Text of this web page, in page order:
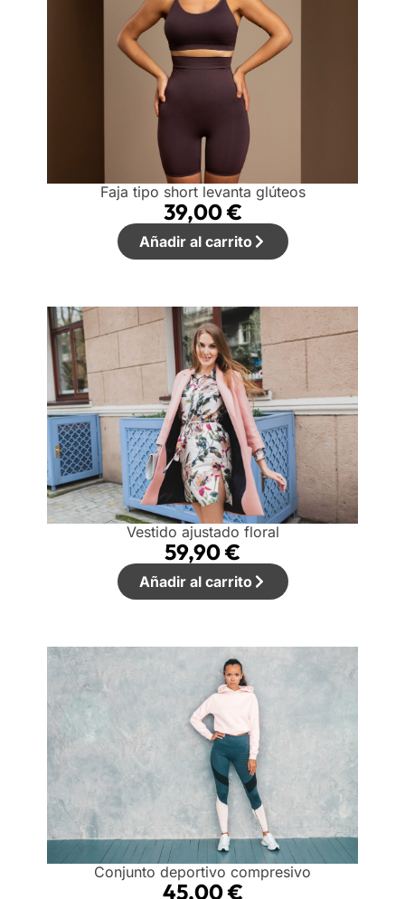
Faja tipo short levanta glúteos
39,00€
Añadir al carrito
Vestido ajustado floral
59,90€
Añadir al carrito
Conjunto deportivo compresivo
45,00€